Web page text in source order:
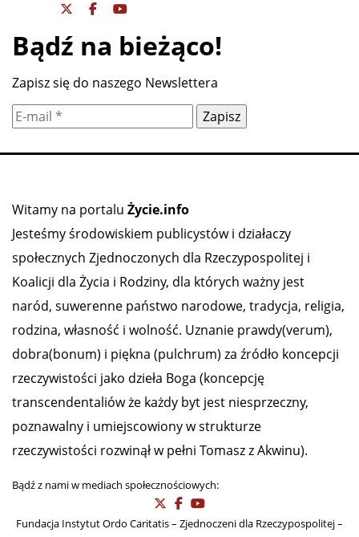
Bądź na bieżąco!
Zapisz się do naszego Newslettera
Witamy na portalu Życie.info
Jesteśmy środowiskiem publicystów i działaczy
społecznych Zjednoczonych dla Rzeczypospolitej i
Koalicji dla Życia i Rodziny, dla których ważny jest
naród, suwerenne państwo narodowe, tradycja, religia,
rodzina, własność i wolność. Uznanie prawdy(verum),
dobra(bonum) i piękna (pulchrum) za źródło koncepcji
rzeczywistości jako dzieła Boga (koncepcję
transcendentaliów że każdy byt jest niesprzeczny,
poznawalny i umiejscowiony w strukturze
rzeczywistości rozwinął w pełni Tomasz z Akwinu).
Bądź z nami w mediach społecznościowych:
Fundacja Instytut Ordo Caritatis – Zjednoczeni dla Rzeczypospolitej –